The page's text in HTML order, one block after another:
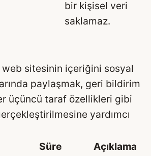
bir kişisel veri
saklamaz.
sitesinin içeriğini sosyal
paylaşmak, geri bildirim
üçüncü taraf özellikleri gibi
yardımcı
Süre Açıklama